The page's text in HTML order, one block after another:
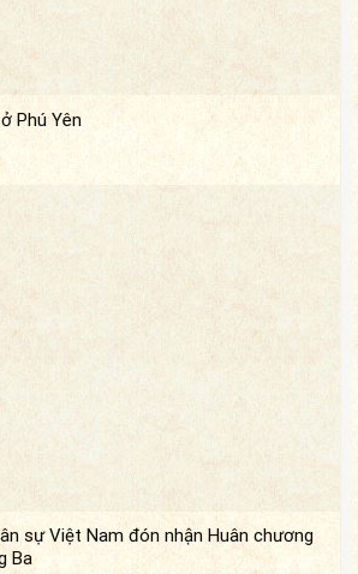
Phú Yên
sự Việt Nam đón nhận Huân chương
Ba